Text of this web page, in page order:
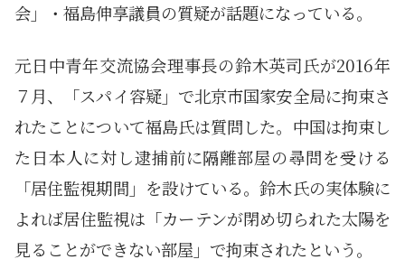
会」・福島伸享議員の質疑が話題になっている。
元日中青年交流協会理事長の鈴木英司氏が2016年
７月、「スパイ容疑」で北京市国家安全局に拘束さ
れたことについて福島氏は質問した。中国は拘束し
た日本人に対し逮捕前に隔離部屋の尋問を受ける
「居住監視期間」を設けている。鈴木氏の実体験に
よれば居住監視は「カーテンが閉め切られた太陽を
見ることができない部屋」で拘束されたという。